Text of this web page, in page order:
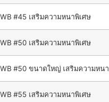
#45 เสริมความหนาพิเศษ
#50 เสริมความหนาพิเศษ
#50 ขนาดใหญ่ เสริมความหนา
#55 เสริมความหนาพิเศษ